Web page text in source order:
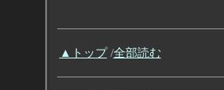
▲トップ/全部読む